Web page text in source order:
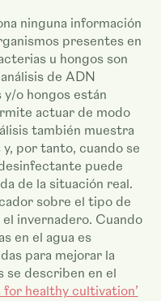
ninguna información
presentes en
u hongos son
de ADN
o hongos están
actuar de modo
también muestra
por tanto, cuando se
puede
de la situación real.
sobre el tipo de
invernadero. Cuando
en el agua es
para mejorar la
se describen en el
for healthy cultivation’